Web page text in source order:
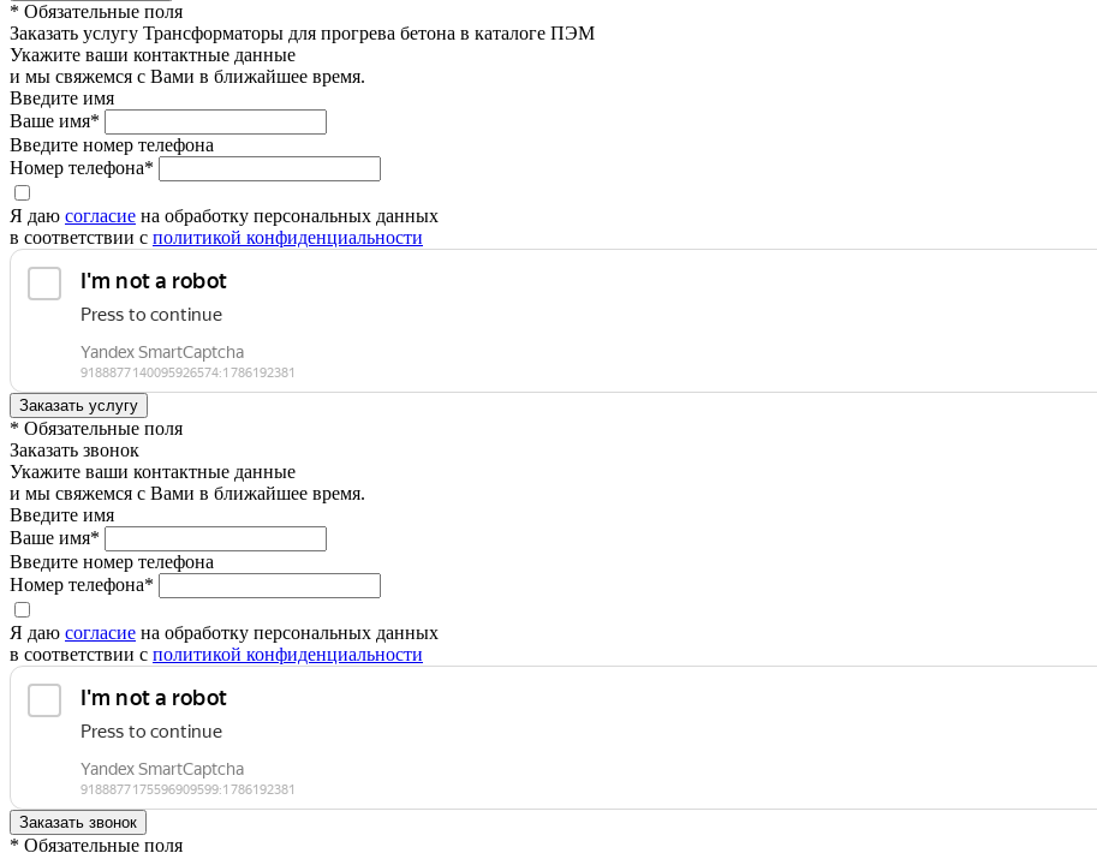
* Обязательные поля
Заказать услугу Трансформаторы для прогрева бетона в каталоге ПЭМ
Укажите ваши контактные данные
и мы свяжемся с Вами в ближайшее время.
Введите имя
Ваше имя*
Введите номер телефона
Номер телефона*
Я даю согласие на обработку персональных данных
в соответствии с политикой конфиденциальности
* Обязательные поля
Заказать звонок
Укажите ваши контактные данные
и мы свяжемся с Вами в ближайшее время.
Введите имя
Ваше имя*
Введите номер телефона
Номер телефона*
Я даю согласие на обработку персональных данных
в соответствии с политикой конфиденциальности
* Обязательные поля